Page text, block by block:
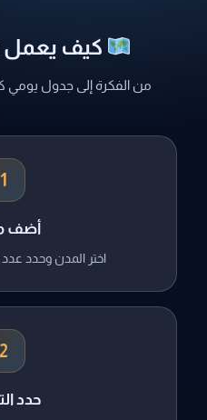
كيف يعمل في ٣
من الفكرة إلى جدول
1
أضف
اختر المدن وحدد
2
حدد